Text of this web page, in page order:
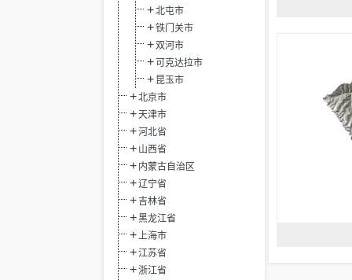
北屯市
铁门关市
双河市
可克达拉市
昆玉市
北京市
天津市
河北省
山西省
内蒙古自治区
辽宁省
吉林省
黑龙江省
上海市
江苏省
浙江省